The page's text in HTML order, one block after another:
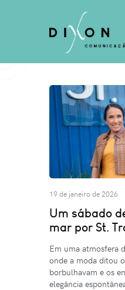
19 de janeiro de 2026
Um sábado
mar por St.
Em uma atmosfera
onde a moda ditou
borbulhavam e os
elegância